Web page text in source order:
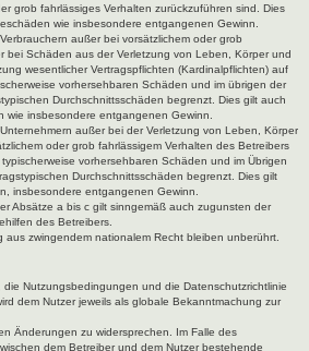
grob fahrlässiges Verhalten zurückzuführen sind. Dies
wie insbesondere entgangenen Gewinn.
außer bei vorsätzlichem oder grob
bei Schäden aus der Verletzung von Leben, Körper und
wesentlicher Vertragspflichten (Kardinalpflichten) auf
vorhersehbaren Schäden und im übrigen der
Durchschnittsschäden begrenzt. Dies gilt auch
wie insbesondere entgangenen Gewinn.
außer bei der Verletzung von Leben, Körper
oder grob fahrlässigem Verhalten des Betreibers
vorhersehbaren Schäden und im Übrigen
Durchschnittsschäden begrenzt. Dies gilt
insbesondere entgangenen Gewinn.
Absätze a bis c gilt sinngemäß auch zugunsten der
des Betreibers.
aus zwingendem nationalem Recht bleiben unberührt.
die Nutzungsbedingungen und die Datenschutzrichtlinie
dem Nutzer jeweils als globale Bekanntmachung zur
Änderungen zu widersprechen. Im Falle des
dem Betreiber und dem Nutzer bestehende